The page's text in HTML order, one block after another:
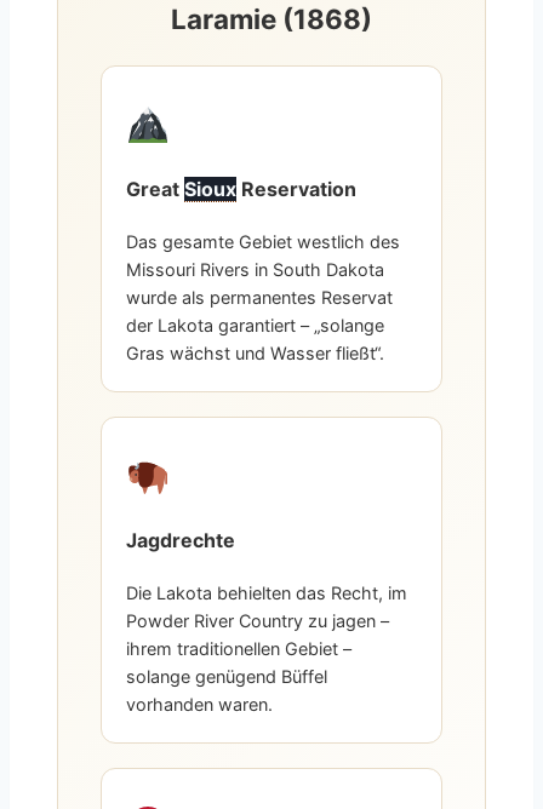
Laramie (1868)
Great Sioux Reservation
Das gesamte Gebiet westlich des
Missouri Rivers in South Dakota
wurde als permanentes Reservat
der Lakota garantiert – „solange
Gras wächst und Wasser fließt“.
Jagdrechte
Die Lakota behielten das Recht, im
Powder River Country zu jagen –
ihrem traditionellen Gebiet –
solange genügend Büffel
vorhanden waren.